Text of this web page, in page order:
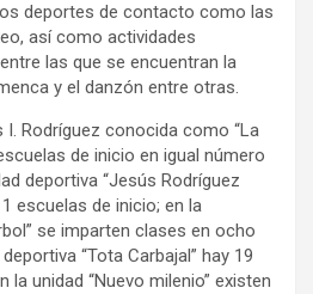
deportes de contacto como las
así como actividades
las que se encuentran la
y el danzón entre otras.
I. Rodríguez conocida como “La
de inicio en igual número
deportiva “Jesús Rodríguez
escuelas de inicio; en la
se imparten clases en ocho
“Tota Carbajal” hay 19
la unidad “Nuevo milenio” existen